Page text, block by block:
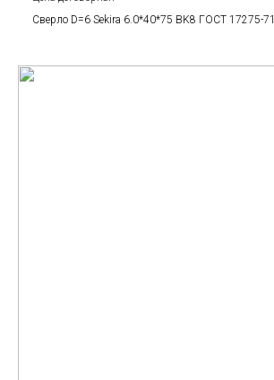
Сверло D=6 Sekira 6.0*40*75 BK8 ГОСТ 17275-71